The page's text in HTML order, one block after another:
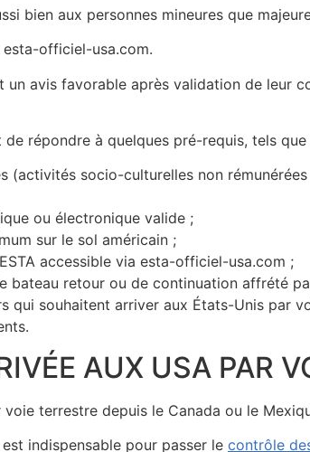
bien aux personnes mineures que
officiel-usa.com.
avis favorable après validation de leur
de répondre à quelques pré-requis, tels que
(activités socio-culturelles non
ou électronique valide ;
sur le sol américain ;
accessible via esta-officiel-usa.com ;
bateau retour ou de continuation affrété
qui souhaitent arriver aux États-Unis par
AUX USA PAR
terrestre depuis le Canada ou le
indispensable pour passer le contrôle